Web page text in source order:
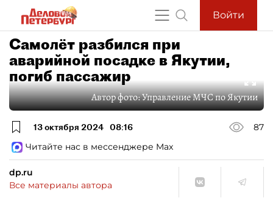
Войти
Самолёт разбился при
аварийной посадке в Якутии,
погиб пассажир
Автор фото:Управление МЧС по Якутии
13 октября 2024 08:16
87
Читайте нас в мессенджере Max
dp.ru
Все материалы автора